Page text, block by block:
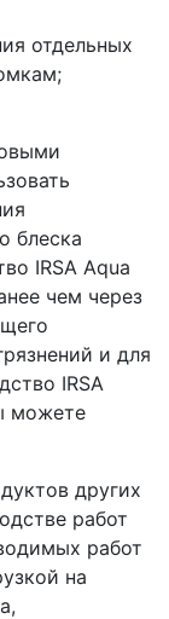
отдельных
блеска
IRSA Aqua
чем через
и для
IRSA
можете
других
работ
работ
на